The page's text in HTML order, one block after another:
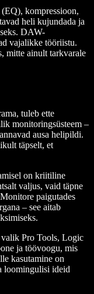
kompressioon,
heli kujundada ja
DAW-
vajalikke tööriistu.
mitte ainult tarkvarale
tuleb ette
monitoringsüsteem –
ausa helipildi.
täpselt, et
on kriitiline
valjus, vaid täpne
paigutades
– see aitab
Pro Tools, Logic
ja töövoogu, mis
kasutamine on
loomingulisi ideid